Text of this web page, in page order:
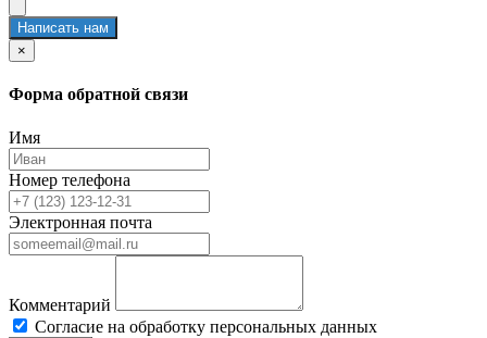
Написать нам
×
Форма обратной связи
Имя
Номер телефона
Электронная почта
Комментарий
Согласие на обработку персональных данных